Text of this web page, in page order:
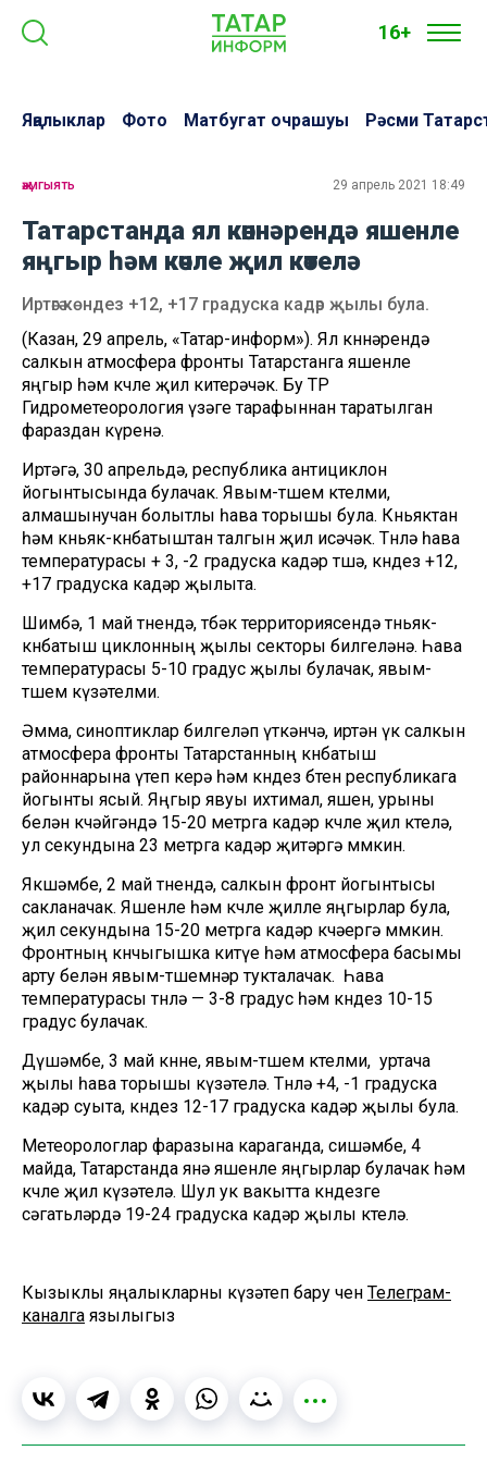
16+
Яңалыклар Фото Матбугат очрашуы Рәсми
җәмгыять 29 апрель 2021 18:49
Татарстанда ял көннәрендә яшенле
яңгыр һәм көчле җил көтелә
Иртәгә көндез +12, +17 градуска кадәр җылы була.
(Казан, 29 апрель, «Татар-информ»). Ял көннәрендә
салкын атмосфера фронты Татарстанга яшенле
яңгыр һәм көчле җил китерәчәк. Бу ТР
Гидрометеорология үзәге тарафыннан таратылган
фараздан күренә.
Иртәгә, 30 апрельдә, республика антициклон
йогынтысында булачак. Явым-төшем көтелми,
алмашынучан болытлы һава торышы була. Көньяктан
һәм көньяк-көнбатыштан талгын җил исәчәк. Төнлә һава
температурасы + 3, -2 градуска кадәр төшә, көндез +12,
+17 градуска кадәр җылыта.
Шимбә, 1 май төнендә, төбәк территориясендә төньяк-
көнбатыш циклонның җылы секторы билгеләнә. Һава
температурасы 5-10 градус җылы булачак, явым-
төшем күзәтелми.
Әмма, синоптиклар билгеләп үткәнчә, иртән үк салкын
атмосфера фронты Татарстанның көнбатыш
районнарына үтеп керә һәм көндез бөтен республикага
йогынты ясый. Яңгыр явуы ихтимал, яшен, урыны
белән көчәйгәндә 15-20 метрга кадәр көчле җил көтелә,
ул секундына 23 метрга кадәр җитәргә мөмкин.
Якшәмбе, 2 май төнендә, салкын фронт йогынтысы
сакланачак. Яшенле һәм көчле җилле яңгырлар була,
җил секундына 15-20 метрга кадәр көчәергә мөмкин.
Фронтның көнчыгышка китүе һәм атмосфера басымы
арту белән явым-төшемнәр тукталачак. Һава
температурасы төнлә — 3-8 градус һәм көндез 10-15
градус булачак.
Дүшәмбе, 3 май көнне, явым-төшем көтелми, уртача
җылы һава торышы күзәтелә. Төнлә +4, -1 градуска
кадәр суыта, көндез 12-17 градуска кадәр җылы була.
Метеорологлар фаразына караганда, сишәмбе, 4
майда, Татарстанда янә яшенле яңгырлар булачак һәм
көчле җил күзәтелә. Шул ук вакытта көндезге
сәгатьләрдә 19-24 градуска кадәр җылы көтелә.
Кызыклы яңалыкларны күзәтеп бару өчен Телеграм-
каналга язылыгыз